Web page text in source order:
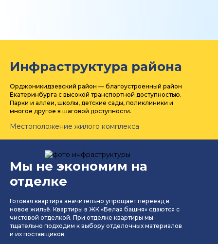
Инфраструктура района
Орджоникидзевский район — благоустроенный район
Екатеринбурга с высокой транспортной доступностью.
Парки и аллеи, школы, детские сады, поликлиники и
многое другое в шаговой доступности.
Местоположение жилого комплекса
Мы не экономим на
отделке
Готовая квартира значительно упрощает переезд в
новое жильё. Квартиры в ЖК «Белая башня» сдаются с
чистовой отделкой. При отделке квартиры мы
тщательно подходим к выбору отделочных материалов
и их поставщиков.